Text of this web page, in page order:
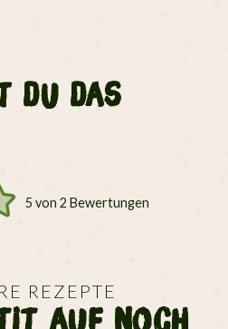
du das
5 von 2 Bewertungen
REZEPTE
auf noch